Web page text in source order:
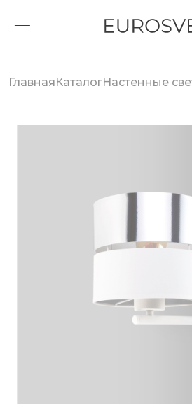
ГлавнаяКаталог